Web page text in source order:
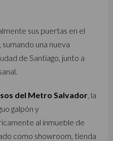
sus puertas en el
una nueva
de Santiago, junto a
del Metro Salvador , la
galpón y
al inmueble de
como showroom, tienda